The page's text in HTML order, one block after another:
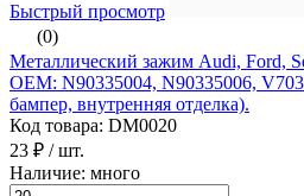
Быстрый просмотр
(0)
Металлический зажим Audi, Ford,
ОЕМ: N90335004, N90335006,
бампер, внутренняя отделка).
Код товара: DM0020
23 ₽ / шт.
Наличие: много